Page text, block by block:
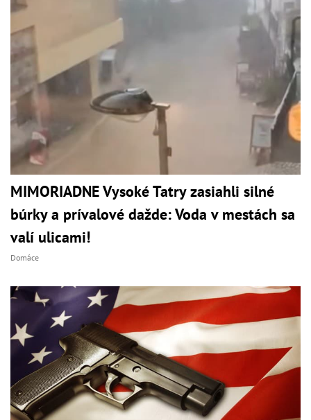
MIMORIADNE Vysoké Tatry zasiahli silné
búrky a prívalové dažde: Voda v mestách sa
valí ulicami!
Domáce